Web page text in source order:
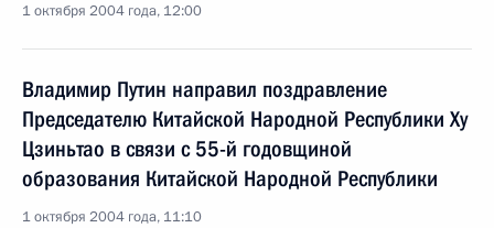
1 октября 2004 года, 12:00
Владимир Путин направил поздравление
Председателю Китайской Народной Республики Ху
Цзиньтао в связи с 55-й годовщиной
образования Китайской Народной Республики
1 октября 2004 года, 11:10